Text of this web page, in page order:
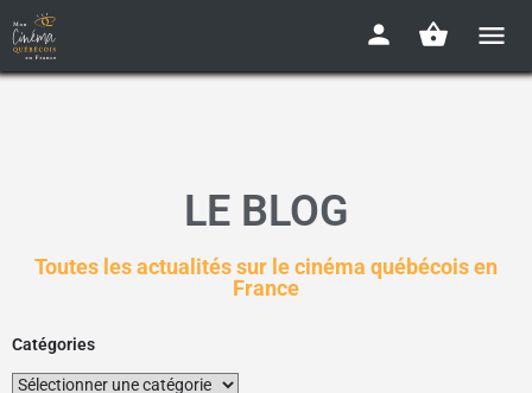
LE BLOG
Toutes les actualités sur le cinéma québécois en
France
Catégories